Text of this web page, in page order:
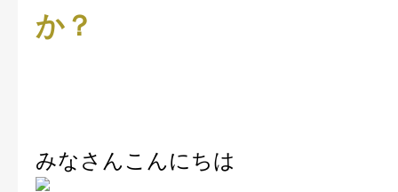
か？
みなさんこんにちは